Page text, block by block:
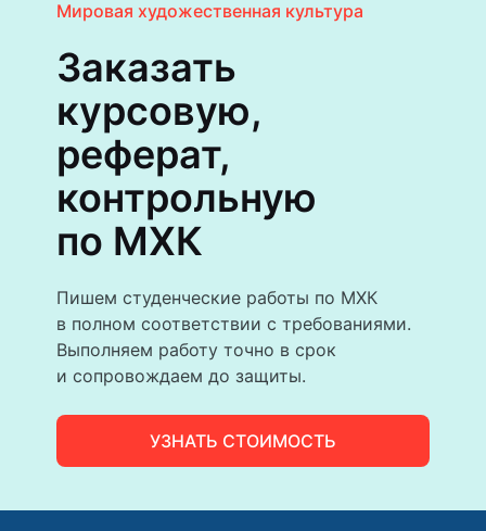
Мировая художественная культура
Заказать
курсовую,
реферат,
контрольную
по МХК
Пишем студенческие работы по МХК
в полном соответствии с требованиями.
Выполняем работу точно в срок
и сопровождаем до защиты.
УЗНАТЬ СТОИМОСТЬ